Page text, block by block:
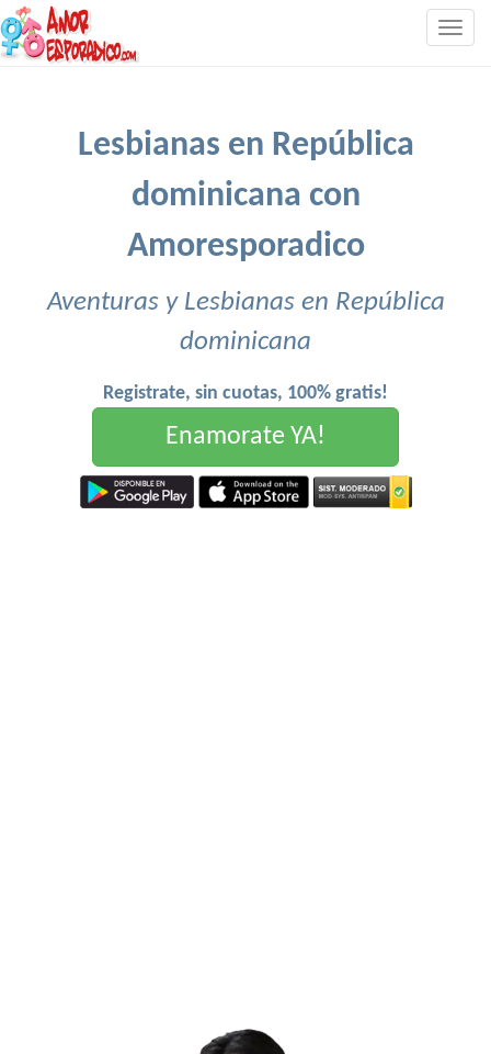
Lesbianas en República
dominicana con
Amoresporadico
Aventuras y Lesbianas en República
dominicana
Registrate, sin cuotas, 100% gratis!
Enamorate YA!